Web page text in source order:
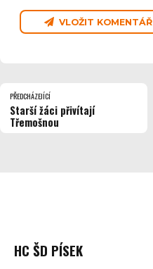
VLOŽIT KOMENTÁŘ
PŘEDCHÁZEJÍCÍ
Starší žáci přivítají
Třemošnou
HC ŠD PÍSEK